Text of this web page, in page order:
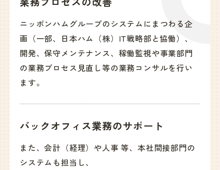
ニッポンハムグループのシステムにまつわる企
画（一部、日本ハム（株）IT戦略部と協働）、
開発、保守メンテナンス、稼働監視や事業部門
の業務プロセス見直し等の業務コンサルを行い
ます。
バックオフィス業務のサポート
また、会計（経理）や人事 等、本社間接部門の
システムも担当し、